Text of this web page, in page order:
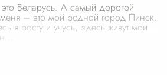
Беларусь. А самый дорогой
– это мой родной город Пинск.
я росту и учусь, здесь живут мои